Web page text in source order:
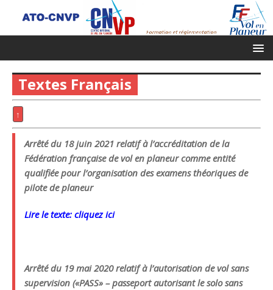
Textes Français
↑
Arrêté du 18 juin 2021 relatif à l’accréditation de la
Fédération française de vol en planeur comme entité
qualifiée pour l’organisation des examens théoriques de
pilote de planeur
Lire le texte: cliquez ici
Arrêté du 19 mai 2020 relatif à l’autorisation de vol sans
supervision («PASS» – passeport autorisant le solo sans